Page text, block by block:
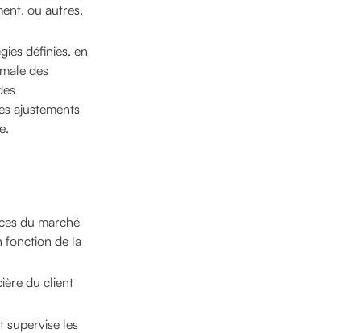
ou autres.
définies, en
des
ajustements
du marché
fonction de la
du client
supervise les